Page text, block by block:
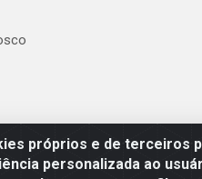
próprios e de terceiros
personalizada ao